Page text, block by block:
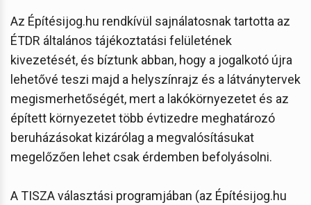
Az Építésijog.hu rendkívül sajnálatosnak tartotta az
ÉTDR általános tájékoztatási felületének
kivezetését, és bíztunk abban, hogy a jogalkotó újra
lehetővé teszi majd a helyszínrajz és a látványtervek
megismerhetőségét, mert a lakókörnyezetet és az
épített környezetet több évtizedre meghatározó
beruházásokat kizárólag a megvalósításukat
megelőzően lehet csak érdemben befolyásolni.
A TISZA választási programjában (az Építésijog.hu